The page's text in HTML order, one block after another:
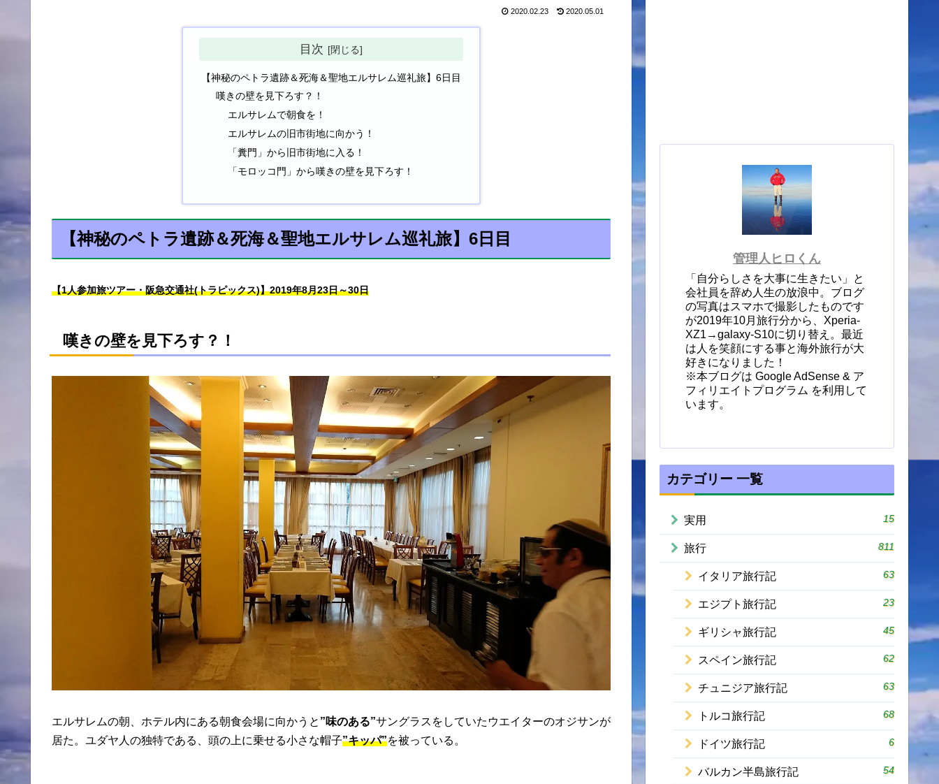
2020.02.23 2020.05.01
目次
【神秘のペトラ遺跡＆死海＆聖地エルサレム巡礼旅】6日目
嘆きの壁を見下ろす？！
エルサレムで朝食を！
エルサレムの旧市街地に向かう！
「糞門」から旧市街地に入る！
「モロッコ門」から嘆きの壁を見下ろす！
【神秘のペトラ遺跡＆死海＆聖地エルサレム巡礼旅】6日目
【1人参加旅ツアー・阪急交通社(トラピックス)】2019年8月23日～30日
嘆きの壁を見下ろす？！
エルサレムの朝、ホテル内にある朝食会場に向かうと ”味のある”サングラスをしていたウエイターのオジサンが
居た。ユダヤ人の独特である、頭の上に乗せる小さな帽子”キッパ”を被っている。
管理人ヒロくん
「自分らしさを大事に生きたい」と
会社員を辞め人生の放浪中。ブログ
の写真はスマホで撮影したものです
が2019年10月旅行分から、Xperia-
XZ1→galaxy-S10に切り替え。最近
は人を笑顔にする事と海外旅行が大
好きになりました！
※本ブログは Google AdSense & ア
フィリエイトプログラム を利用して
います。
カテゴリー 一覧
実用 15
旅行 811
イタリア旅行記 63
エジプト旅行記 23
ギリシャ旅行記 45
スペイン旅行記 62
チュニジア旅行記 63
トルコ旅行記 68
ドイツ旅行記 6
バルカン半島旅行記 54